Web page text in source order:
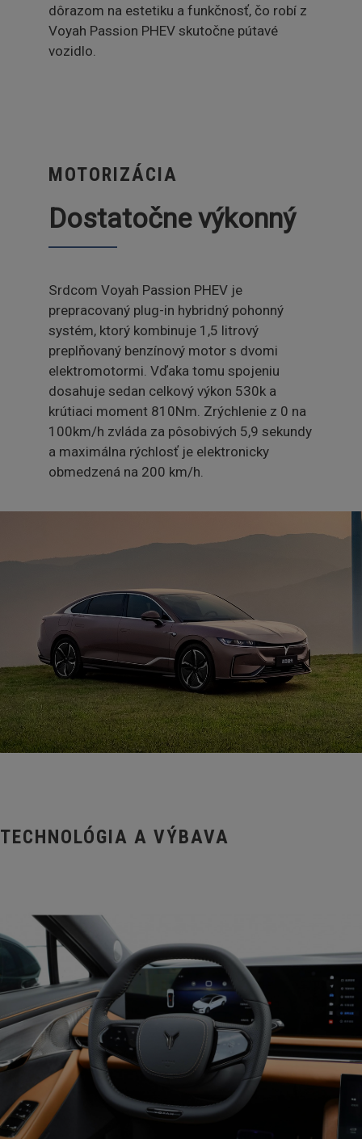
dôrazom na estetiku a funkčnosť, čo robí z
Voyah Passion PHEV skutočne pútavé
vozidlo.
MOTORIZÁCIA
Dostatočne výkonný
Srdcom Voyah Passion PHEV je
prepracovaný plug-in hybridný pohonný
systém, ktorý kombinuje 1,5 litrový
preplňovaný benzínový motor s dvomi
elektromotormi. Vďaka tomu spojeniu
dosahuje sedan celkový výkon 530k a
krútiaci moment 810Nm. Zrýchlenie z 0 na
100km/h zvláda za pôsobivých 5,9 sekundy
a maximálna rýchlosť je elektronicky
obmedzená na 200 km/h.
TECHNOLÓGIA A VÝBAVA